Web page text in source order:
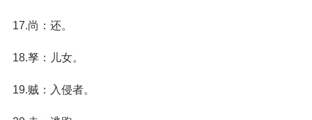
17.尚：还。
18.孥：儿女。
19.贼：入侵者。